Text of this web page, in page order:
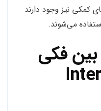
کمکی نیز وجود دارند
می‌شوند.
بین فکی